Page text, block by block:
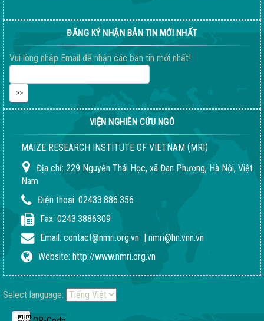
ĐĂNG KÝ NHẬN BẢN TIN MỚI NHẤT
Vui lòng nhập Email để nhận các bản tin mới nhất!
VIỆN NGHIÊN CỨU NGÔ
MAIZE RESEARCH INSTITUTE OF VIETNAM ( MRI )
Địa chỉ: 229 Nguyễn Thái Học, xã Đan Phượng, Hà Nội, Việt
Nam
Điện thoại: 02433.886.356
Fax: 0243.3886309
Email: contact@nmri.org.vn
nmri@hn.vnn.vn
Website: http://www.nmri.org.vn
Select language: